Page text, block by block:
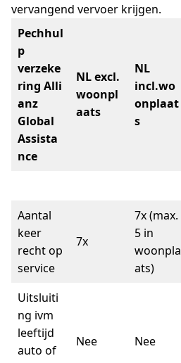
vervangend vervoer krijgen.
Pechhul
p
verzeke
ring Alli
anz
Global
Assista
nce
NL excl.
woonpl
aats
NL
incl.wo
onplaat
s
Aantal
keer
recht op
service
7x
7x (max.
5 in
woonpla
ats)
Uitsluiti
ng ivm
leeftijd
auto of
Nee Nee